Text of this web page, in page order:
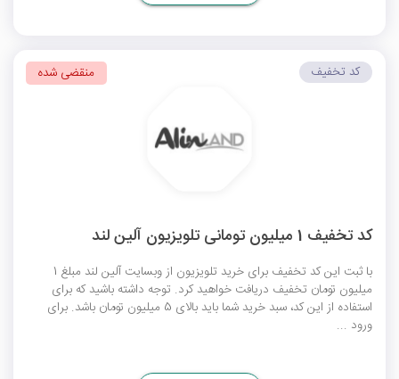
کد تخفیف 1 میلیون تومانی تلویزیون آلین لند
با ثبت این کد تخفیف برای خرید تلویزیون از وبسایت آلین لند مبلغ 1
میلیون تومان تخفیف دریافت خواهید کرد. توجه داشته باشید که برای
استفاده از این کد، سبد خرید شما باید بالای 5 میلیون تومان باشد. برای
ورود ...
کد تخفیف منقضی شده